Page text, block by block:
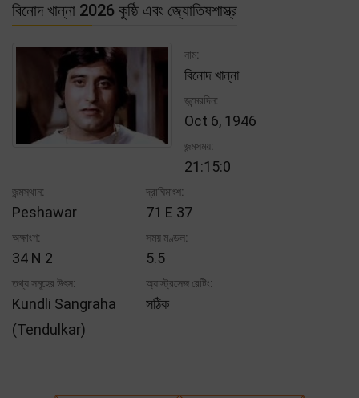
বিনোদ খান্না 2026 কুষ্ঠি এবং জ্যোতিষশাস্ত্র
নাম:
বিনোদ খান্না
জন্মেরদিন:
Oct 6, 1946
জন্মসময়:
21:15:0
জন্মস্থান:
Peshawar
দ্রাঘিমাংশ:
71 E 37
অক্ষাংশ:
34 N 2
সময় মণ্ডল:
5.5
তথ্য সমূহের উৎস:
Kundli Sangraha
(Tendulkar)
অ্যাস্ট্রসেজ রেটিং:
সঠিক